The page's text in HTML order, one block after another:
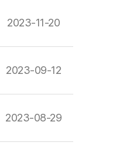
2023-11-20
2023-09-12
2023-08-29